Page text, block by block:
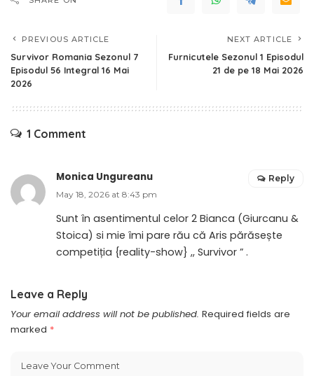
PREVIOUS ARTICLE
Survivor Romania Sezonul 7
Episodul 56 Integral 16 Mai
2026
NEXT ARTICLE
Furnicutele Sezonul 1 Episodul
21 de pe 18 Mai 2026
1 Comment
Monica Ungureanu
May 18, 2026 at 8:43 pm
Sunt în asentimentul celor 2 Bianca (Giurcanu &
Stoica) si mie îmi pare rău că Aris părăsește
competiția {reality-show} ,, Survivor ” .
Reply
Leave a Reply
Your email address will not be published. Required fields are
marked *